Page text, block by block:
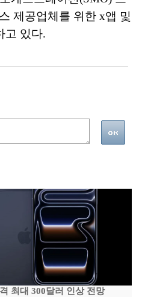
제공업체를 위한 x앱 및
고 있다.
최대 300달러 인상 전망